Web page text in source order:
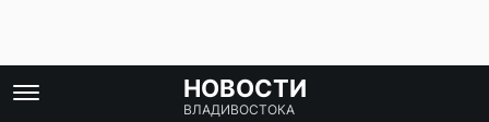
НОВОСТИ
ВЛАДИВОСТОКА